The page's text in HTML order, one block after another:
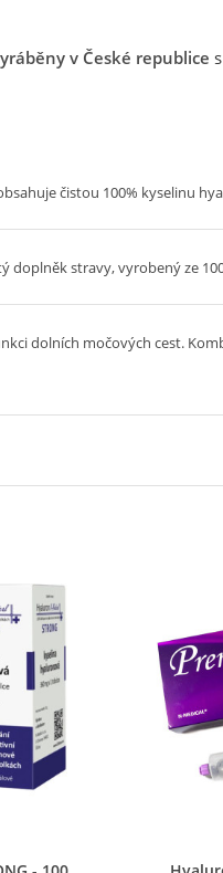
v České republice
čistou 100% kyselinu
doplněk stravy, vyrobený ze
dolních močových cest.